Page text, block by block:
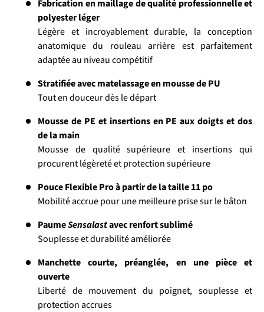
Fabrication en maillage de qualité professionnelle et
polyester léger
Légère et incroyablement durable, la conception
anatomique du rouleau arrière est parfaitement
adaptée au niveau compétitif
Stratifiée avec matelassage en mousse de PU
Tout en douceur dès le départ
Mousse de PE et insertions en PE aux doigts et dos
de la main
Mousse de qualité supérieure et insertions qui
procurent légèreté et protection supérieure
Pouce Flexible Pro à partir de la taille 11 po
Mobilité accrue pour une meilleure prise sur le bâton
PaumeSensalastavec renfort sublimé
Souplesse et durabilité améliorée
Manchette courte, préanglée, en une pièce et
ouverte
Liberté de mouvement du poignet, souplesse et
protection accrues